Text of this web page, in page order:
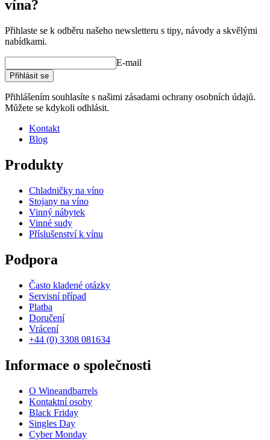
vína?
Přihlaste se k odběru našeho newsletteru s tipy, návody a skvělými
nabídkami.
E-mail
Přihlásit se
Přihlášením souhlasíte s našimi zásadami ochrany osobních údajů.
Můžete se kdykoli odhlásit.
Kontakt
Blog
Produkty
Chladničky na víno
Stojany na víno
Vinný nábytek
Vinné sudy
Příslušenství k vínu
Podpora
Často kladené otázky
Servisní případ
Platba
Doručení
Vrácení
+44 (0) 3308 081634
Informace o společnosti
O Wineandbarrels
Kontaktní osoby
Black Friday
Singles Day
Cyber Monday